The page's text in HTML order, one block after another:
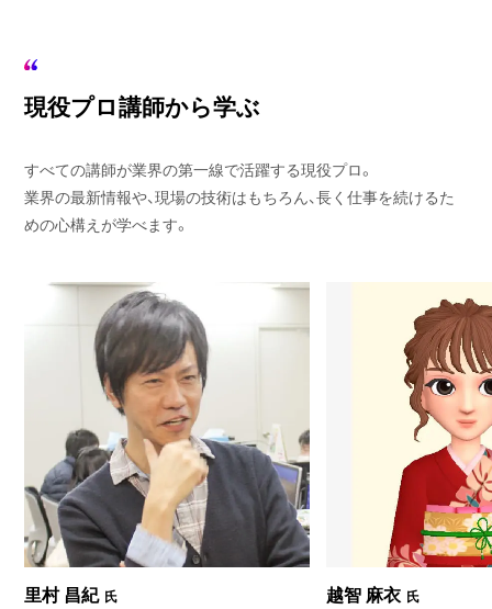
現役プロ講師から学ぶ
すべての講師が業界の第一線で活躍する現役プロ。
業界の最新情報や、現場の技術はもちろん、長く仕事を続けるた
めの心構えが学べます。
里村 昌紀 氏
越智 麻衣 氏